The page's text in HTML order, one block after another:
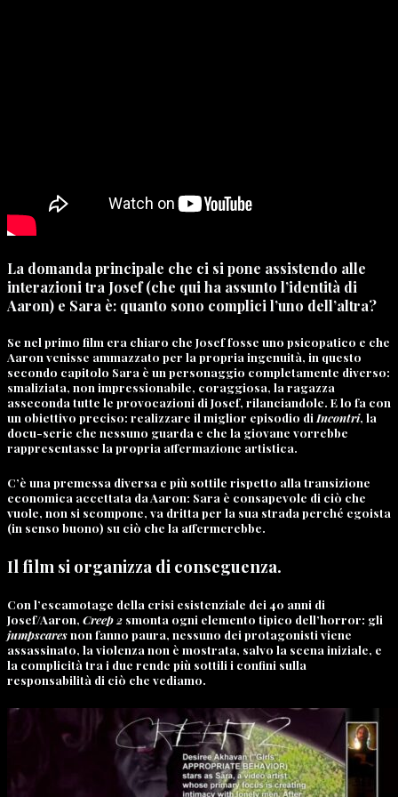
La domanda principale che ci si pone assistendo alle
interazioni tra Josef (che qui ha assunto l’identità di
Aaron) e Sara è: quanto sono complici l’uno dell’altra?
Se nel primo film era chiaro che Josef fosse uno psicopatico e che
Aaron venisse ammazzato per la propria ingenuità, in questo
secondo capitolo Sara è un personaggio completamente diverso:
smaliziata, non impressionabile, coraggiosa, la ragazza
asseconda tutte le provocazioni di Josef, rilanciandole. E lo fa con
un obiettivo preciso: realizzare il miglior episodio di Incontri, la
docu-serie che nessuno guarda e che la giovane vorrebbe
rappresentasse la propria affermazione artistica.
C’è una premessa diversa e più sottile rispetto alla transizione
economica accettata da Aaron: Sara è consapevole di ciò che
vuole, non si scompone, va dritta per la sua strada perché egoista
(in senso buono) su ciò che la affermerebbe.
Il film si organizza di conseguenza.
Con l’escamotage della crisi esistenziale dei 40 anni di
Josef/Aaron, Creep 2 smonta ogni elemento tipico dell’horror: gli
jumpscaresnon fanno paura, nessuno dei protagonisti viene
assassinato, la violenza non è mostrata, salvo la scena iniziale, e
la complicità tra i due rende più sottili i confini sulla
responsabilità di ciò che vediamo.